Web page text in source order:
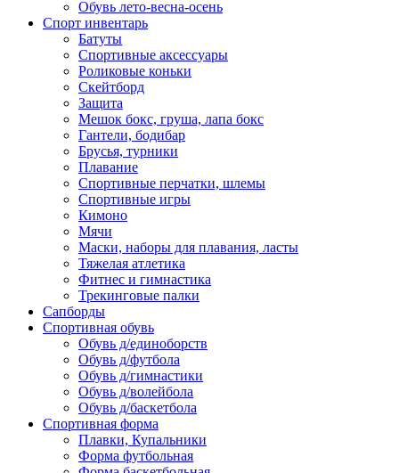
Обувь лето-весна-осень
Спорт инвентарь
Батуты
Спортивные аксессуары
Роликовые коньки
Скейтборд
Защита
Мешок бокс, груша, лапа бокс
Гантели, бодибар
Брусья, турники
Плавание
Спортивные перчатки, шлемы
Спортивные игры
Кимоно
Мячи
Маски, наборы для плавания, ласты
Тяжелая атлетика
Фитнес и гимнастика
Трекинговые палки
Сапборды
Спортивная обувь
Обувь д/единоборств
Обувь д/футбола
Обувь д/гимнастики
Обувь д/волейбола
Обувь д/баскетбола
Спортивная форма
Плавки, Купальники
Форма футбольная